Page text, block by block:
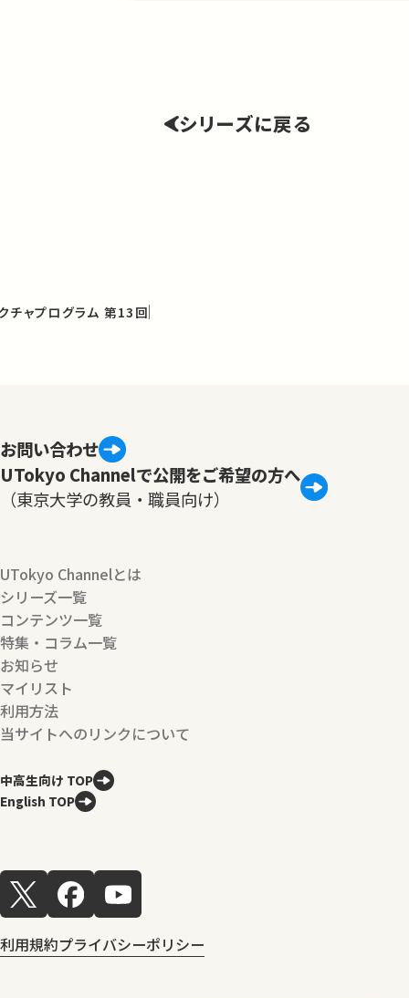
シリーズに戻る
チャプログラム 第13回
お問い合わせ
UTokyo Channelで公開をご希望の方へ
（東京大学の教員・職員向け）
UTokyo Channelとは
シリーズ一覧
コンテンツ一覧
特集・コラム一覧
お知らせ
マイリスト
利用方法
当サイトへのリンクについて
中高生向け TOP
English TOP
利用規約プライバシーポリシー